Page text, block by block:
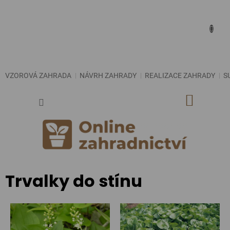
VZOROVÁ ZAHRADA NÁVRH ZAHRADY REALIZACE ZAHRADY
Trvalky do stínu
V
ý